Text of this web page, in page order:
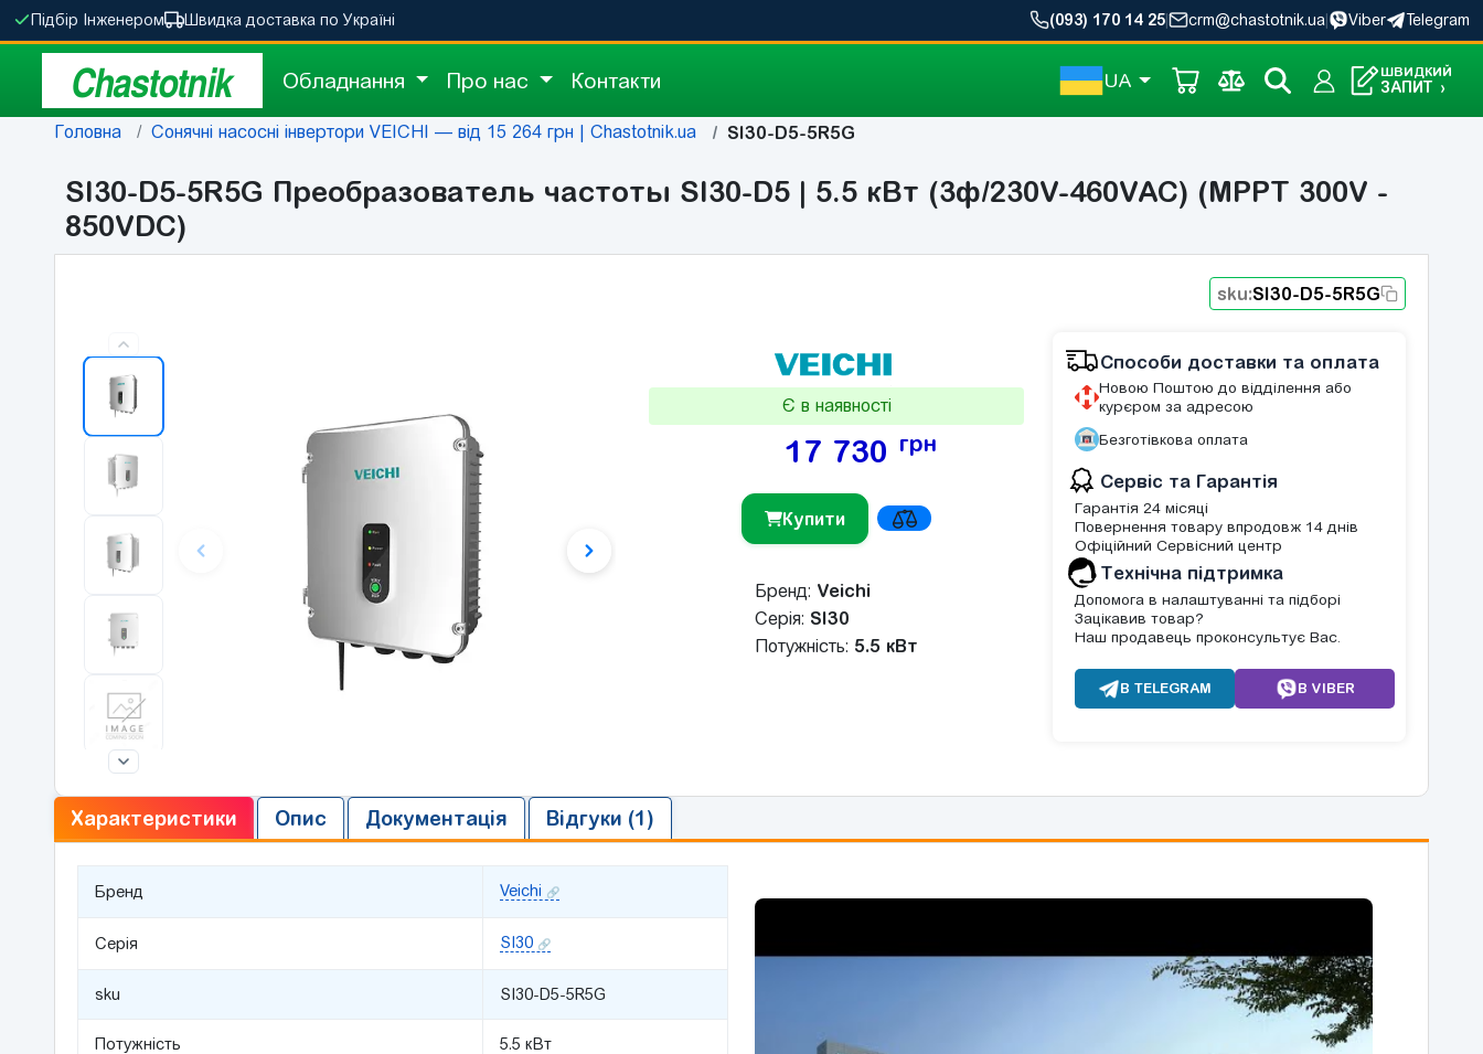
Підбір Інженером Швидка доставка по Україні (093) 170 14 25 crm@chastotnik.ua Viber Telegram
Chastotnik Обладнання Про нас Контакти UA ШВИДКИЙ
ЗАПИТ ›
Головна Сонячні насосні інвертори VEICHI — від 15 264 грн | Chastotnik.ua SI30-D5-5R5G
SI30-D5-5R5G Преобразователь частоты SI30-D5 | 5.5 кВт (3ф/230V-460VAC) (MPPT 300V -
850VDC)
sku:SI30-D5-5R5G
Є в наявності
17 730 грн
Купити
Бренд: Veichi
Серія: SI30
Потужніcть: 5.5 кВт
Способи доставки та оплата
Новою Поштою до відділення або
курєром за адресою
Безготівкова оплата
Сервіс та Гарантія
Гарантія 24 місяці
Повернення товару впродовж 14 днів
Офіційний Сервісний центр
Tехнічна підтримка
Допомога в налаштуванні та підборі
Зацікавив товар?
Наш продавець проконсультує Вас.
В TELEGRAM В VIBER
Характеристики Опис Документація Відгуки (1)
Бренд Veichi
Серія SI30
sku SI30-D5-5R5G
Потужніcть 5.5 кВт